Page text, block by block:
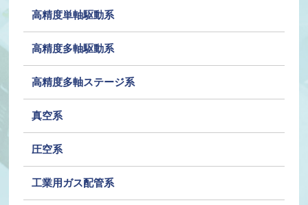
高精度単軸駆動系
高精度多軸駆動系
高精度多軸ステージ系
真空系
圧空系
工業用ガス配管系